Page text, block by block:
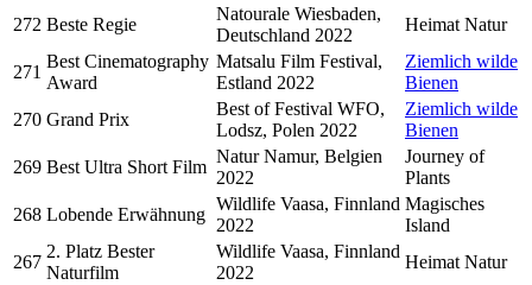
272 Beste Regie
Natourale Wiesbaden,
Deutschland 2022
Heimat Natur
271
Best Cinematography
Award
Matsalu Film Festival,
Estland 2022
Ziemlich wilde
Bienen
270 Grand Prix
Best of Festival WFO,
Lodsz, Polen 2022
Ziemlich wilde
Bienen
269 Best Ultra Short Film
Natur Namur, Belgien
2022
Journey of
Plants
268 Lobende Erwähnung
Wildlife Vaasa, Finnland
2022
Magisches
Island
267
2. Platz Bester
Naturfilm
Wildlife Vaasa, Finnland
2022
Heimat Natur